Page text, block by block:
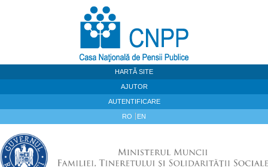
HARTĂ SITE
AJUTOR
AUTENTIFICARE
RO EN